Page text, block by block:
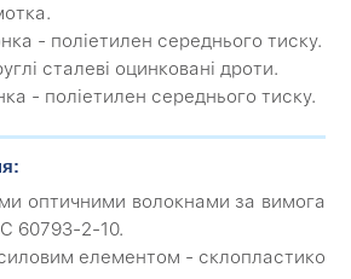
- поліетилен середнього тиску.
сталеві оцинковані дроти.
- поліетилен середнього тиску.
оптичними волокнами за вимога
60793-2-10.
елементом - склопластико